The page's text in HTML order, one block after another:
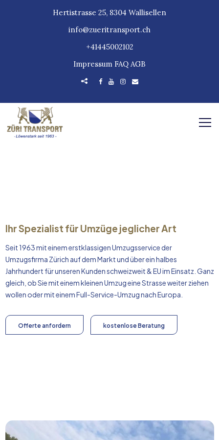
Hertistrasse 25, 8304 Wallisellen
info@zueritransport.ch
+41445002102
Impressum FAQ AGB
Ihr Spezialist für Umzüge jeglicher Art
Seit 1963 mit einem erstklassigen Umzugsservice der
Umzugsfirma Zürich auf dem Markt und über ein halbes
Jahrhundert für unseren Kunden schweizweit & EU im Einsatz. Ganz
gleich, ob Sie mit einem kleinen Umzug eine Strasse weiter ziehen
wollen oder mit einem Full-Service-Umzug nachEuropa
Offerte anfordern kostenlose Beratung